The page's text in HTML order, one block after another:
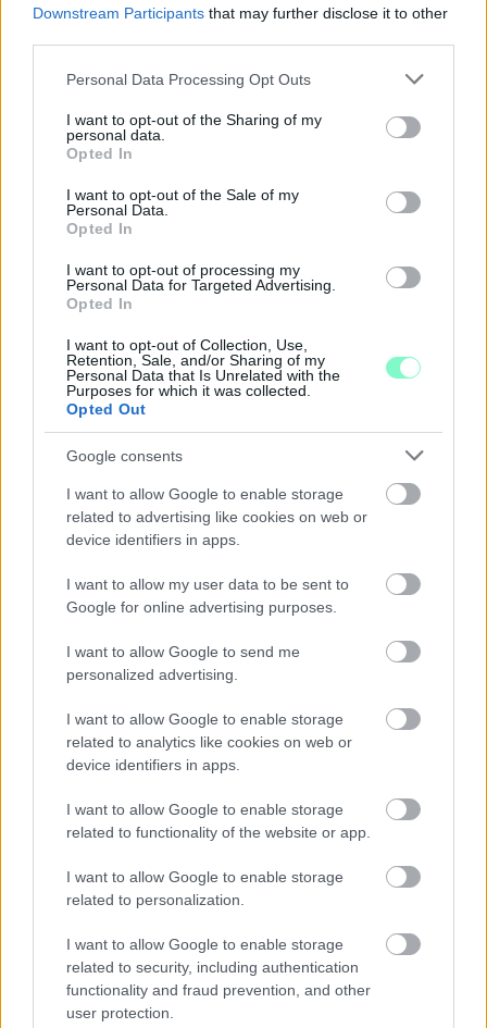
Downstream Participants that may further disclose it to other
Please note that this website/app uses one or more Google
not limited to your visit or usage behaviour. You may click to
grant or deny consent to Google and its third-party tags to
use your data for below specified purposes in below Google
consent section.
Personal Data Processing Opt Outs
I want to opt-out of the Sharing of my
personal data.
Opted In
I want to opt-out of the Sale of my
Personal Data.
Opted In
I want to opt-out of processing my
Personal Data for Targeted Advertising.
Opted In
I want to opt-out of Collection, Use,
Retention, Sale, and/or Sharing of my
Personal Data that Is Unrelated with the
Purposes for which it was collected.
Opted Out
Google consents
I want to allow Google to enable storage
related to advertising like cookies on web or
device identifiers in apps.
I want to allow my user data to be sent to
Google for online advertising purposes.
I want to allow Google to send me
personalized advertising.
I want to allow Google to enable storage
related to analytics like cookies on web or
device identifiers in apps.
I want to allow Google to enable storage
related to functionality of the website or app.
I want to allow Google to enable storage
related to personalization.
I want to allow Google to enable storage
related to security, including authentication
functionality and fraud prevention, and other
user protection.
HÉTVÉGÉN RENDEZIK MEG A XXXIII. GYŐRI BAROKK
ESKÜVŐT
Jubileumi fogadalom megerősítés, történelmi felvonulás,
tűzshow és vezetett séták is várják az érdeklődőket augusztus
7–8-án.
EXTRA: A VÁSÁRCSARNOKBAN NYITJA ÚJ ÉVADÁT
A GYŐRI FILHARMONIKUS ZENEKAR
A „Zenélő piac” című különleges koncerttel szeptember 7-én
rendhagyó helyszínen találkozhat a közönség a klasszikus